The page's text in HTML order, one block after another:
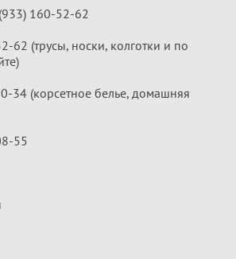
160-52-62
62 (трусы, носки, колготки и по
34 (корсетное белье, домашняя
55